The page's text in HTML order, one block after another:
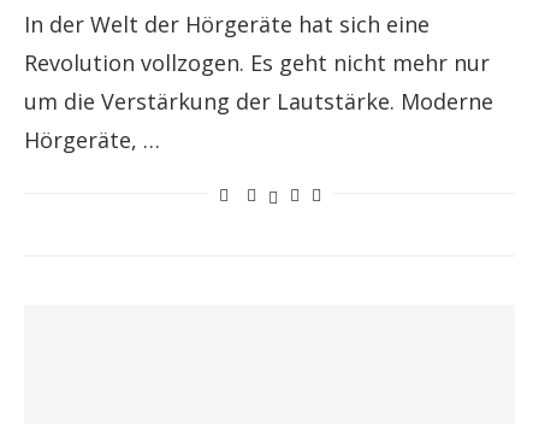
In der Welt der Hörgeräte hat sich eine
Revolution vollzogen. Es geht nicht mehr nur
um die Verstärkung der Lautstärke. Moderne
Hörgeräte, …